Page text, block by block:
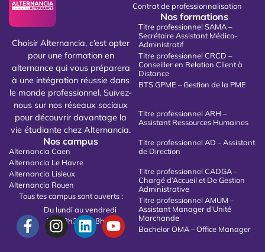
Choisir Alternancia, c’est opter
pour une formation en
alternance qui vous préparera
à une intégration réussie dans
le monde professionnel. Suivez-
nous sur nos réseaux sociaux
pour découvrir davantage la
vie étudiante chez Alternancia.
Nos campus
Alternancia Caen
Alternancia Le Havre
Alternancia Lisieux
Alternancia Rouen
Tous tes campus sont ouverts :
Du lundi au vendredi
De 08h30 à 18h00
Contrat de professionnalisation
Nos formations
Titre professionnel SAMA –
Secrétaire Assistant Médico-
Administratif
Titre professionnel CRCD –
Conseiller en Relation Client à
Distance
BTS GPME – Gestion de la PME
Titre professionnel ARH –
Assistant Ressources Humaines
Titre professionnel AD – Assistant
de Direction
Titre professionnel CADGA –
Chargé d’Accueil et De Gestion
Administrative
Titre professionnel AMUM –
Assistant Manager d’Unité
Marchande
Bachelor OMA – Office Manager